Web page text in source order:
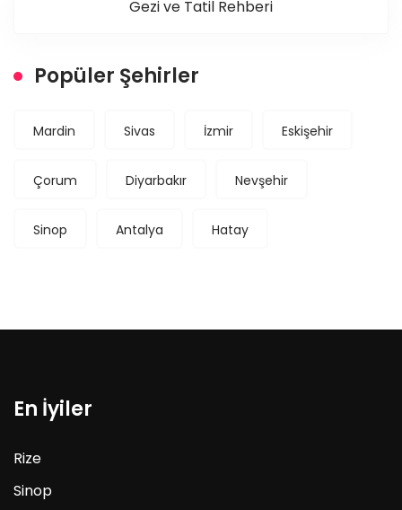
Gezi ve Tatil Rehberi
Popüler Şehirler
Mardin Sivas İzmir Eskişehir
Çorum Diyarbakır Nevşehir
Sinop Antalya Hatay
En İyiler
Rize
Sinop